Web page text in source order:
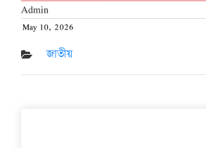
Admin
Posted
on
May 10, 2026
জাতীয়